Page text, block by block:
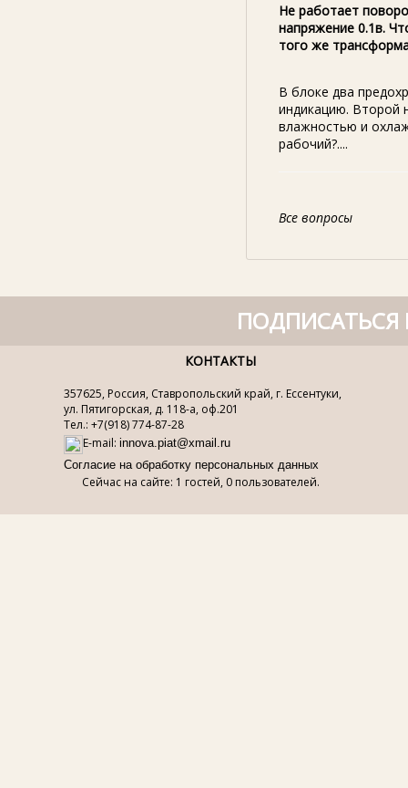
Не работает
напряжение 0.1в.
того же
В блоке два
индикацию. Второй
влажностью и
рабочий?....
Все вопросы
ПОДПИСАТЬСЯ
КОНТАКТЫ
357625, Россия, Ставропольский край, г. Ессентуки,
ул. Пятигорская, д. 118-а, оф.201
Тел.: +7(918) 774-87-28
E-mail: innova.piat@xmail.ru
Согласие на обработку персональных данных
Сейчас на сайте: 1 гостей, 0 пользователей.